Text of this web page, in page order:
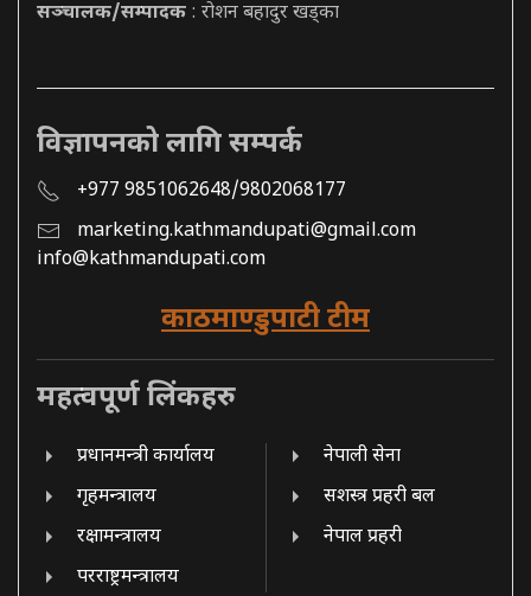
सञ्चालक/सम्पादक : रोशन बहादुर खड्का
विज्ञापनको लागि सम्पर्क
+977 9851062648/9802068177
marketing.kathmandupati@gmail.com
info@kathmandupati.com
काठमाण्डुपाटी टीम
महत्वपूर्ण लिंकहरु
प्रधानमन्त्री कार्यालय
गृहमन्त्रालय
रक्षामन्त्रालय
परराष्ट्रमन्त्रालय
नेपाली सेना
सशस्त्र प्रहरी बल
नेपाल प्रहरी